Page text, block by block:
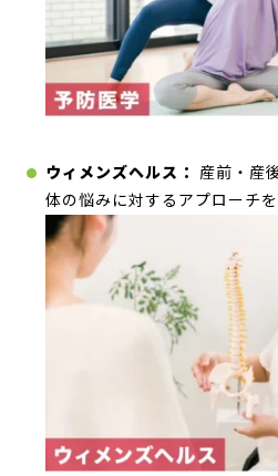
ウィメンズヘルス：
産前・産
体の悩みに対するアプローチ